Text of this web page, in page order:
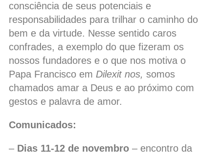
consciência de seus potenciais e
responsabilidades para trilhar o caminho do
bem e da virtude. Nesse sentido caros
confrades, a exemplo do que fizeram os
nossos fundadores e o que nos motiva o
Papa Francisco em Dilexit nos, somos
chamados amar a Deus e ao próximo com
gestos e palavra de amor.
Comunicados:
– Dias 11-12 de novembro – encontro da